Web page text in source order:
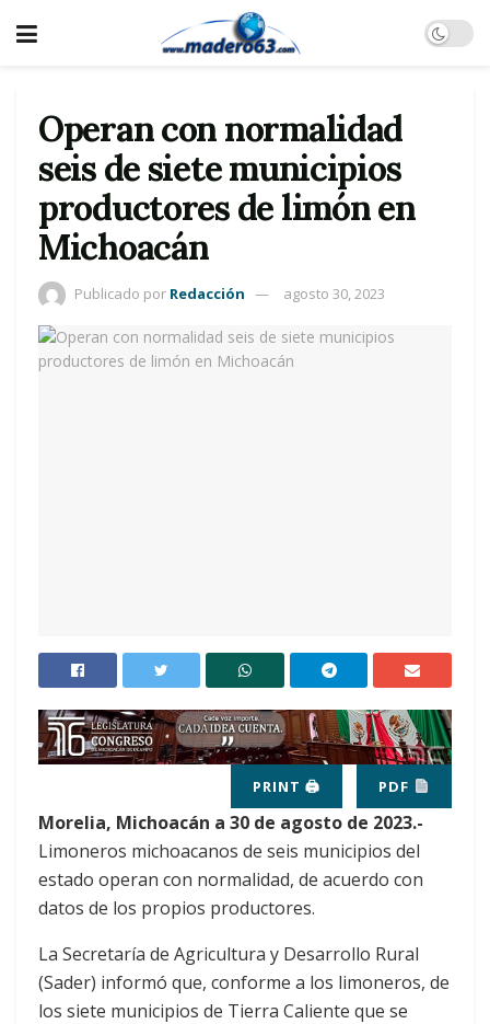
Operan con normalidad
seis de siete municipios
productores de limón en
Michoacán
Publicado por Redacción agosto 30, 2023
PRINT 🖨 PDF
Morelia, Michoacán a 30 de agosto de 2023.-
Limoneros michoacanos de seis municipios del
estado operan con normalidad, de acuerdo con
datos de los propios productores.
La Secretaría de Agricultura y Desarrollo Rural
(Sader) informó que, conforme a los limoneros, de
los siete municipios de Tierra Caliente que se